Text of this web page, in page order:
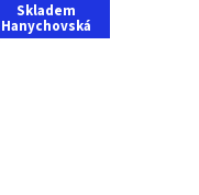
Skladem
Hanychovská